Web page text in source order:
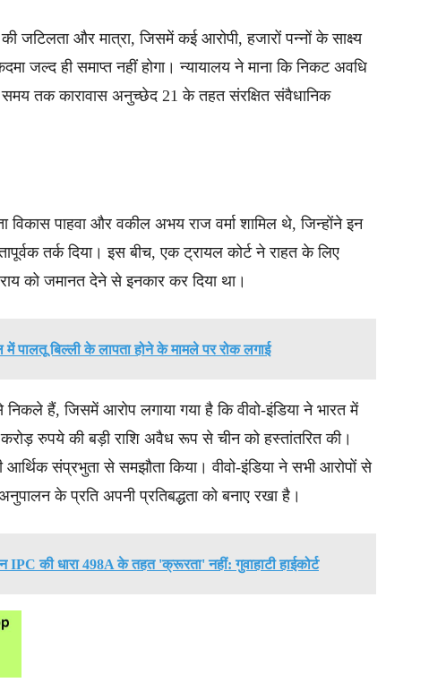
जटिलता और मात्रा, जिसमें कई आरोपी, हजारों पन्नों के साक्ष्य
जल्द ही समाप्त नहीं होगा। न्यायालय ने माना कि निकट अवधि
तक कारावास अनुच्छेद 21 के तहत संरक्षित संवैधानिक
विकास पाहवा और वकील अभय राज वर्मा शामिल थे, जिन्होंने इन
तर्क दिया। इस बीच, एक ट्रायल कोर्ट ने राहत के लिए
को जमानत देने से इनकार कर दिया था।
पालतू बिल्ली के लापता होने के मामले पर रोक लगाई
हैं, जिसमें आरोप लगाया गया है कि वीवो-इंडिया ने भारत में
रुपये की बड़ी राशि अवैध रूप से चीन को हस्तांतरित की।
आर्थिक संप्रभुता से समझौता किया। वीवो-इंडिया ने सभी आरोपों से
के प्रति अपनी प्रतिबद्धता को बनाए रखा है।
IPC की धारा 498A के तहत 'क्रूरता' नहीं: गुवाहाटी हाईकोर्ट